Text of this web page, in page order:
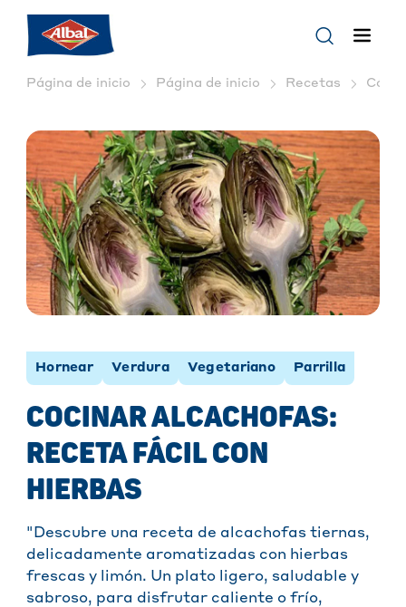
Página de inicio Página de inicio Recetas
Hornear Verdura Vegetariano Parrilla
COCINAR ALCACHOFAS:
RECETA FÁCIL CON
HIERBAS
"Descubre una receta de alcachofas tiernas,
delicadamente aromatizadas con hierbas
frescas y limón. Un plato ligero, saludable y
sabroso, para disfrutar caliente o frío,